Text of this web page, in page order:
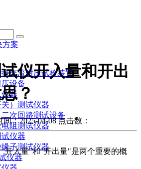
交流耐压试验装置
设备
器
）测试仪器
次回路测试设备
阻测试仪器
仪器
子测试仪器
仪器
方案
仪开入量和开出
？
间：2025-04-08 点击数：
开入量"和"开出量"是两个重要的概